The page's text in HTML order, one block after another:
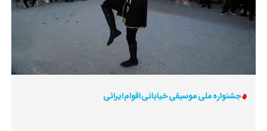
جشنواره ملی موسیقی خیابانی اقوام ایرانی